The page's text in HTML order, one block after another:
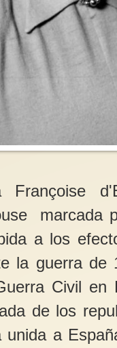
Françoise
marcada
a los
la guerra de
Civil
de los
unida a